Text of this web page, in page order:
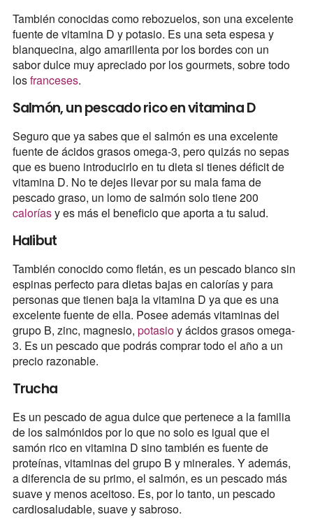
También conocidas como rebozuelos, son una excelente
fuente de vitamina D y potasio. Es una seta espesa y
blanquecina, algo amarillenta por los bordes con un
sabor dulce muy apreciado por los gourmets, sobre todo
losfranceses.
Salmón, un pescado rico en vitamina D
Seguro que ya sabes que el salmón es una excelente
fuente de ácidos grasos omega-3, pero quizás no sepas
que es bueno introducirlo en tu dieta si tienes déficit de
vitamina D. No te dejes llevar por su mala fama de
pescado graso, un lomo de salmón solo tiene 200
caloríasy es más el beneficio que aporta a tu salud.
Halibut
También conocido como fletán, es un pescado blanco sin
espinas perfecto para dietas bajas en calorías y para
personas que tienen baja la vitamina D ya que es una
excelente fuente de ella. Posee además vitaminas del
grupo B, zinc, magnesio, potasioy ácidos grasos omega-
3. Es un pescado que podrás comprar todo el año a un
precio razonable.
Trucha
Es un pescado de agua dulce que pertenece a la familia
de los salmónidos por lo que no solo es igual que el
samón rico en vitamina D sino también es fuente de
proteínas, vitaminas del grupo B y minerales. Y además,
a diferencia de su primo, el salmón, es un pescado más
suave y menos aceitoso. Es, por lo tanto, un pescado
cardiosaludable, suave y sabroso.